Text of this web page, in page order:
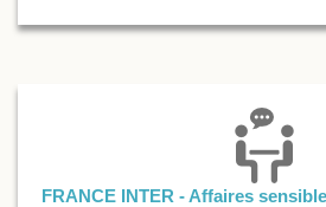
FRANCE INTER - Affaires